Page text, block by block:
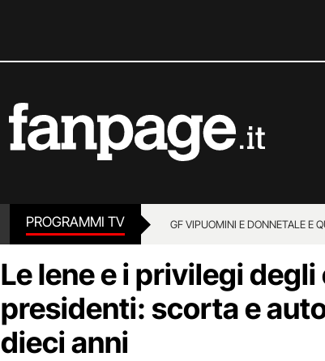
PROGRAMMI TV GF VIPUOMINI E DONNETALE E
Le Iene e i privilegi degli
presidenti: scorta e
dieci anni